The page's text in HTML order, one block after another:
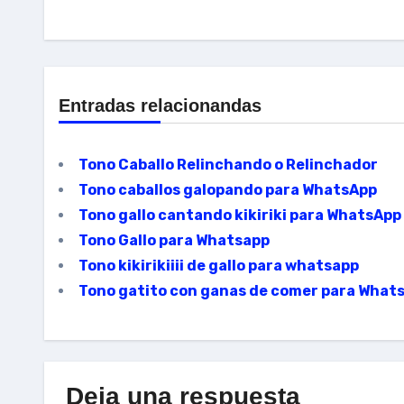
Entradas relacionandas
Tono Caballo Relinchando o Relinchador
Tono caballos galopando para WhatsApp
Tono gallo cantando kikiriki para WhatsApp
Tono Gallo para Whatsapp
Tono kikirikiiii de gallo para whatsapp
Tono gatito con ganas de comer para
Deja una respuesta